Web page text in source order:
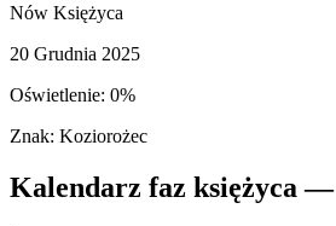
Nów Księżyca
20 Grudnia 2025
Oświetlenie: 0%
Znak: Koziorożec
Kalendarz faz księżyca —